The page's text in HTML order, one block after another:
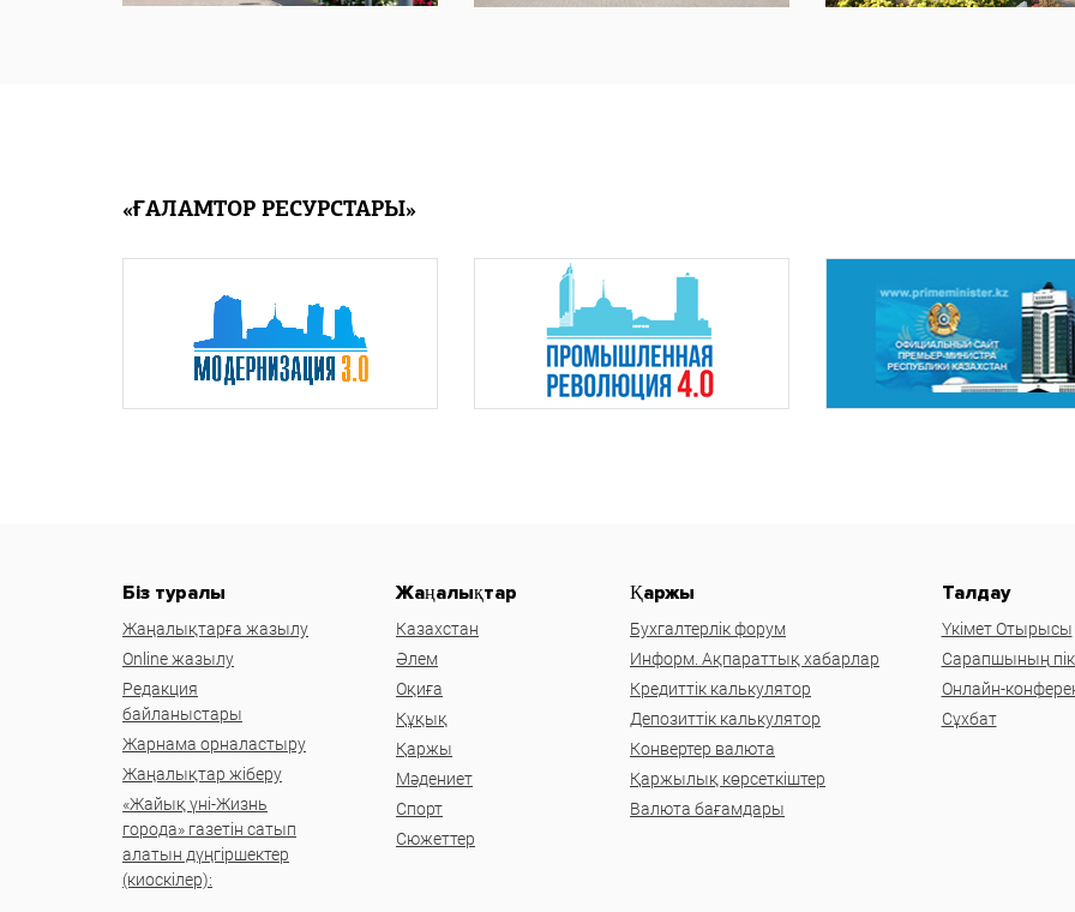
«ҒАЛАМТОР РЕСУРСТАРЫ»
Біз туралы
Жаңалықтарға жазылу
Online жазылу
Редакция
байланыстары
Жарнама орналастыру
Жаңалықтар жіберу
«Жайық үні-Жизнь
города» газетін сатып
алатын дүңгіршектер
(киоскілер):
Жаңалықтар
Казахстан
Әлем
Оқиға
Құқық
Қаржы
Мәдениет
Спорт
Сюжеттер
Қаржы
Бухгалтерлік форум
Информ. Ақпараттық хабарлар
Кредиттік калькулятор
Депозиттік калькулятор
Конвертер валюта
Қаржылық көрсеткіштер
Валюта бағамдары
Талдау
Үкімет Отырысы
Сарапшының
Онлайн-
Сұхбат